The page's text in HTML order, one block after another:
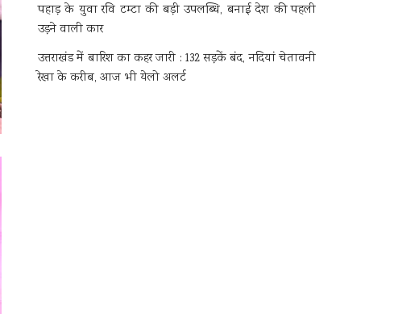
पहाड़ के युवा रवि टम्टा की बड़ी उपलब्धि, बनाई देश की पहली
उड़ने वाली कार
उत्तराखंड में बारिश का कहर जारी : 132 सड़कें बंद, नदियां चेतावनी
रेखा के करीब, आज भी येलो अलर्ट